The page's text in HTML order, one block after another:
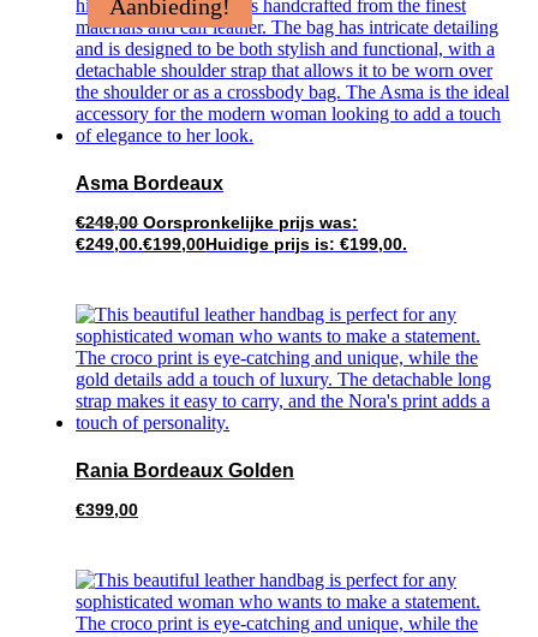
Aanbieding!
Asma Bordeaux
€249,00 Oorspronkelijke prijs was:
€249,00.€199,00Huidige prijs is: €199,00.
Rania Bordeaux Golden
€399,00